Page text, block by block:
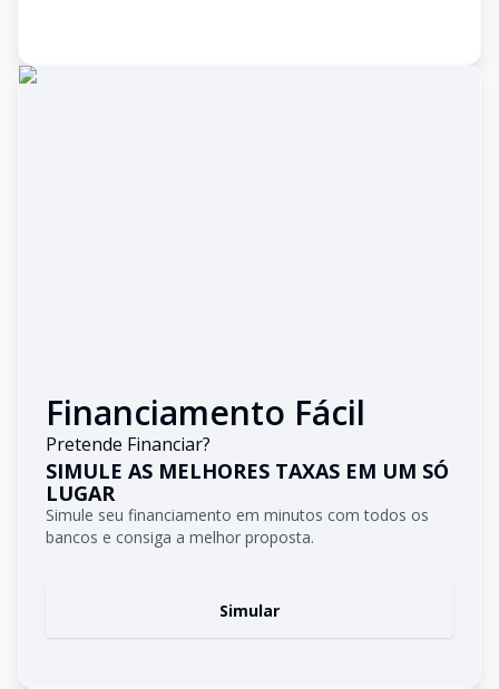
Financiamento Fácil
Pretende Financiar?
SIMULE AS MELHORES TAXAS EM UM SÓ
LUGAR
Simule seu financiamento em minutos com todos os
bancos e consiga a melhor proposta.
Simular